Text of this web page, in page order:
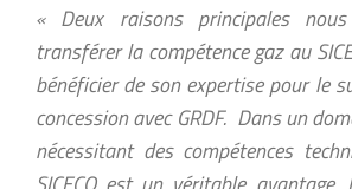
« Deux raisons principales
transférer la compétence gaz au
bénéficier de son expertise pour le
concession avec GRDF. Dans un
nécessitant des compétences